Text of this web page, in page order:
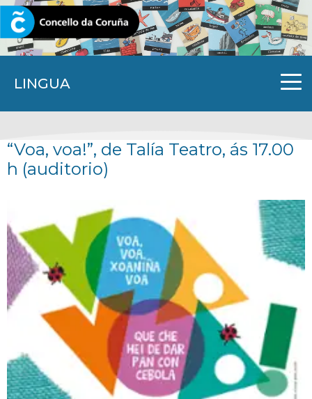
LINGUA
CORUNA.GAL
“Voa, voa!”, de Talía Teatro, ás 17.00
h (auditorio)